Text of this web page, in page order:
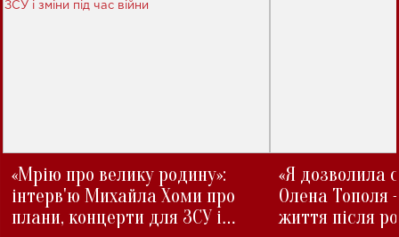
«Мрію про велику родину»:
інтерв'ю Михайла Хоми про
плани, концерти для ЗСУ і
«Я дозволила
Олена Тополя
життя після